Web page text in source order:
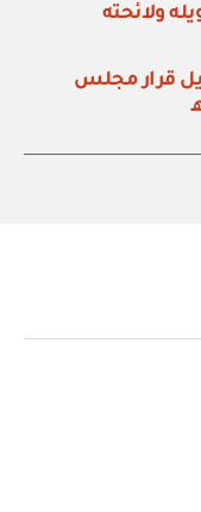
ولائحته
رقم (٢٣) تعديل قرار مجلس